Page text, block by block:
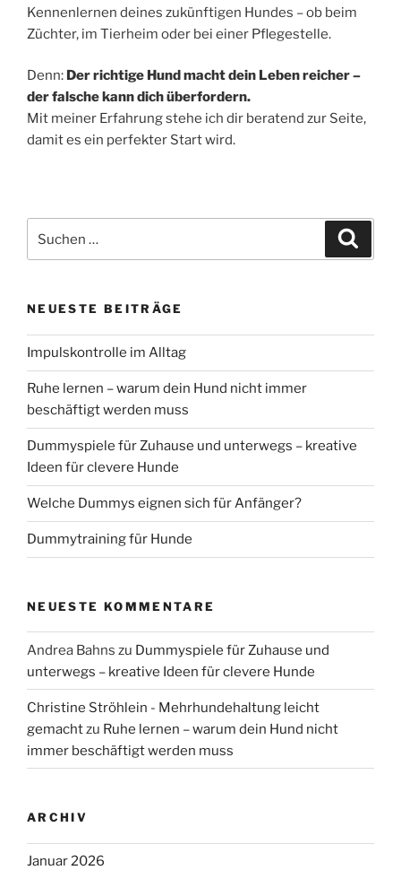
Kennenlernen deines zukünftigen Hundes – ob beim
Züchter, im Tierheim oder bei einer Pflegestelle.
Denn: Der richtige Hund macht dein Leben reicher –
der falsche kann dich überfordern.
Mit meiner Erfahrung stehe ich dir beratend zur Seite,
damit es ein perfekter Start wird.
nach:
NEUESTE BEITRÄGE
Impulskontrolle im Alltag
Ruhe lernen – warum dein Hund nicht immer
beschäftigt werden muss
Dummyspiele für Zuhause und unterwegs – kreative
Ideen für clevere Hunde
Welche Dummys eignen sich für Anfänger?
Dummytraining für Hunde
NEUESTE KOMMENTARE
Andrea Bahns zu Dummyspiele für Zuhause und
unterwegs – kreative Ideen für clevere Hunde
Christine Ströhlein - Mehrhundehaltung leicht
gemachtzu Ruhe lernen – warum dein Hund nicht
immer beschäftigt werden muss
ARCHIV
Januar 2026